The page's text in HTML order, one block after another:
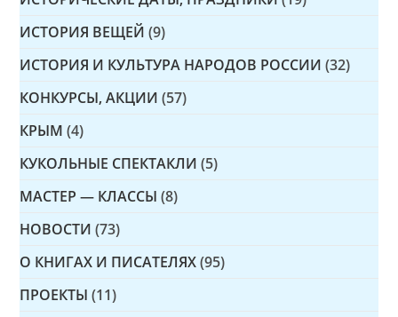
ИСТОРИЯ ВЕЩЕЙ (9)
ИСТОРИЯ И КУЛЬТУРА НАРОДОВ РОССИИ (32)
КОНКУРСЫ, АКЦИИ (57)
КРЫМ (4)
КУКОЛЬНЫЕ СПЕКТАКЛИ (5)
МАСТЕР — КЛАССЫ (8)
НОВОСТИ (73)
О КНИГАХ И ПИСАТЕЛЯХ (95)
ПРОЕКТЫ (11)